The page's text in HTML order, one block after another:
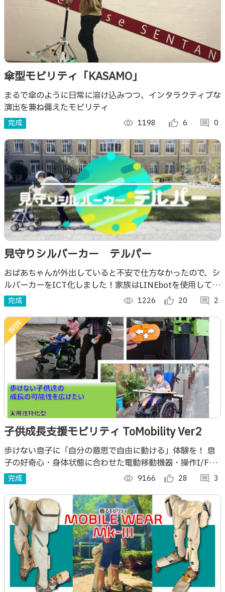
傘型モビリティ「KASAMO」
まるで傘のように日常に溶け込みつつ、インタラクティブな
演出を兼ね備えたモビリティ
完成 visibility 1198 thumb_up_alt 6 comment 0
見守りシルバーカー テルパー
おばあちゃんが外出していると不安で仕方なかったので、シ
ルバーカーをICT化しました！家族はLINEbotを使用して、
シルバーカーを利用している高齢者を見守ることができま
す。
完成 visibility 1226 thumb_up_alt 20 comment 2
子供成長支援モビリティ ToMobility Ver2
歩けない息子に「自分の意思で自由に動ける」体験を！ 息
子の好奇心・身体状態に合わせた電動移動機器・操作I/F・
アシスト機能を自作&実用 3年の試行錯誤を重ね、移動支援
を通し我が子の「成長体験」を製作
完成 visibility 9166 thumb_up_alt 28 comment 3